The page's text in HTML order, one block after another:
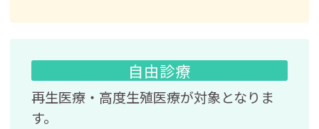
自由診療
再生医療・高度生殖医療が対象となりま
す。